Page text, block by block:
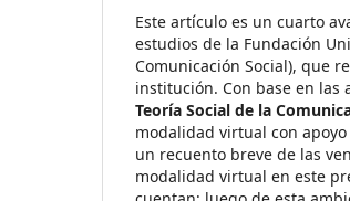
Este artículo es un cuarto
estudios de la Fundación
Comunicación Social), que
institución. Con base en las
Teoría Social de la
modalidad virtual con
un recuento breve de las
modalidad virtual en este